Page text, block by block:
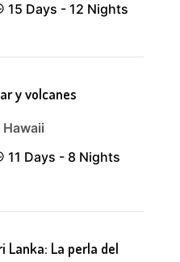
15 Days - 12 Nights
y volcanes
Hawaii
11 Days - 8 Nights
Lanka: La perla del